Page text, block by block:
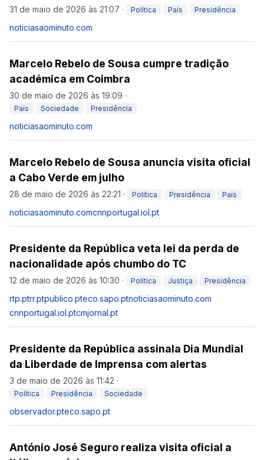
31 de maio de 2026 às 21:07 · Política País Presidência
noticiasaominuto.com
Marcelo Rebelo de Sousa cumpre tradição
académica em Coimbra
30 de maio de 2026 às 19:09 ·
País Sociedade Presidência
noticiasaominuto.com
Marcelo Rebelo de Sousa anuncia visita oficial
a Cabo Verde em julho
28 de maio de 2026 às 22:21 · Política Presidência País
noticiasaominuto.comcnnportugal.iol.pt
Presidente da República veta lei da perda de
nacionalidade após chumbo do TC
12 de maio de 2026 às 10:30 · Política Justiça Presidência
rtp.ptrr.ptpublico.pteco.sapo.ptnoticiasaominuto.com
cnnportugal.iol.ptcmjornal.pt
Presidente da República assinala Dia Mundial
da Liberdade de Imprensa com alertas
3 de maio de 2026 às 11:42 ·
Política Presidência Sociedade
observador.pteco.sapo.pt
António José Seguro realiza visita oficial a